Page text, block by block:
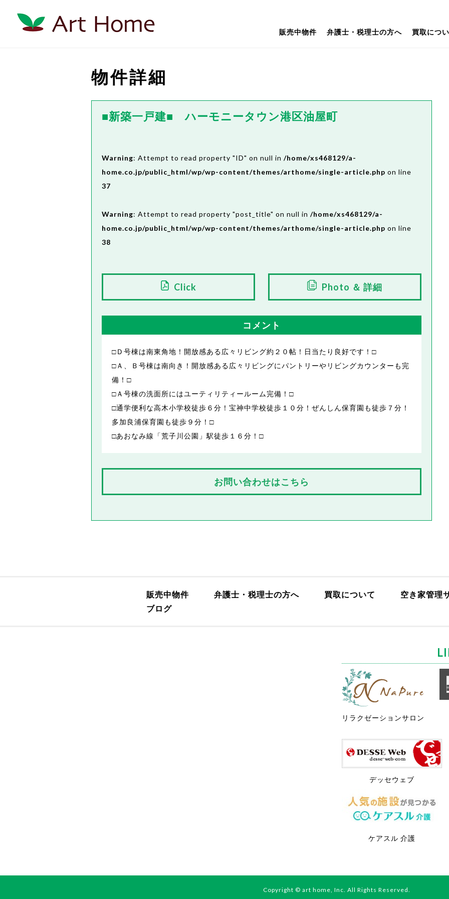
販売中物件 弁護士・税理士の方へ 買取につ
物件詳細
■新築一戸建■ ハーモニータウン港区油屋町
Warning: Attempt to read property "ID" on null in /home/xs468129/a-
home.co.jp/public_html/wp/wp-content/themes/arthome/single-article.php on line
37
Warning: Attempt to read property "post_title" on null in /home/xs468129/a-
home.co.jp/public_html/wp/wp-content/themes/arthome/single-article.php on line
38
Click Photo ＆ 詳細
コメント
□Ｄ号棟は南東角地！開放感ある広々リビング約２０帖！日当たり良好です！□
□Ａ、Ｂ号棟は南向き！開放感ある広々リビングにパントリーやリビングカウンターも完
備！□
□Ａ号棟の洗面所にはユーティリティールーム完備！□
□通学便利な高木小学校徒歩６分！宝神中学校徒歩１０分！ぜんしん保育園も徒歩７分！
多加良浦保育園も徒歩９分！□
□あおなみ線「荒子川公園」駅徒歩１６分！□
お問い合わせはこちら
販売中物件 弁護士・税理士の方へ 買取について
空き家管理
ブログ
リラクゼーションサロン
デッセウェブ
ケアスル 介護
Copyright © art home, Inc. All Rights Reserved.